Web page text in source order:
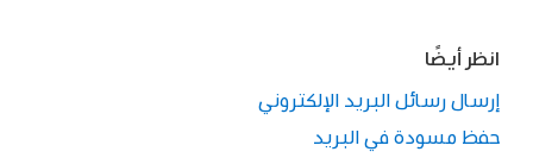
انظر أيضًا
إرسال رسائل البريد الإلكتروني
حفظ مسودة في البريد